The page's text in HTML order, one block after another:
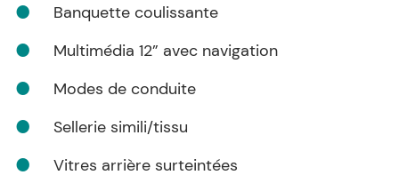
Banquette coulissante
Multimédia 12” avec navigation
Modes de conduite
Sellerie simili/tissu
Vitres arrière surteintées